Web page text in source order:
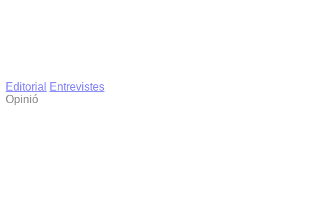
Editorial
Entrevistes
Opinió